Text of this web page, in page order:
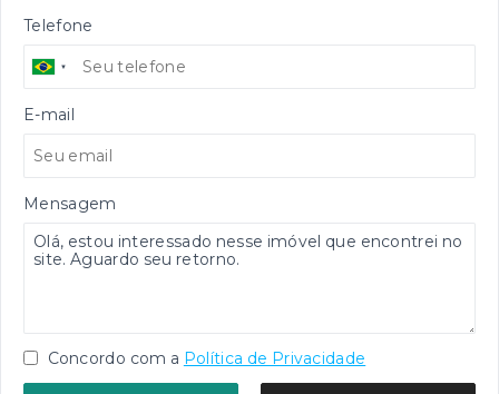
Telefone
E-mail
Mensagem
Concordo com a Política de Privacidade